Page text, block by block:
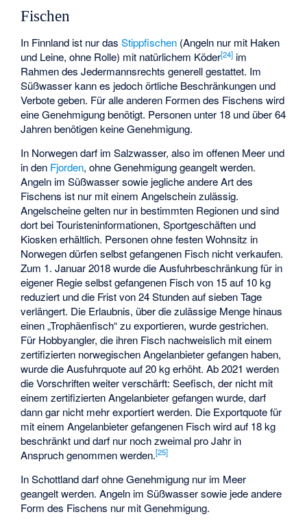
Fischen
In Finnland ist nur dasStippfischen (Angeln nur mit Haken
und Leine, ohne Rolle) mit natürlichem Köder[24] im
Rahmen des Jedermannsrechts generell gestattet. Im
Süßwasser kann es jedoch örtliche Beschränkungen und
Verbote geben. Für alle anderen Formen des Fischens wird
eine Genehmigung benötigt. Personen unter 18 und über 64
Jahren benötigen keine Genehmigung.
In Norwegen darf im Salzwasser, also im offenen Meer und
in den Fjorden, ohne Genehmigung geangelt werden.
Angeln im Süßwasser sowie jegliche andere Art des
Fischens ist nur mit einem Angelschein zulässig.
Angelscheine gelten nur in bestimmten Regionen und sind
dort bei Touristeninformationen, Sportgeschäften und
Kiosken erhältlich. Personen ohne festen Wohnsitz in
Norwegen dürfen selbst gefangenen Fisch nicht verkaufen.
Zum 1. Januar 2018 wurde die Ausfuhrbeschränkung für in
eigener Regie selbst gefangenen Fisch von 15 auf 10 kg
reduziert und die Frist von 24 Stunden auf sieben Tage
verlängert. Die Erlaubnis, über die zulässige Menge hinaus
einen „Trophäenfisch“ zu exportieren, wurde gestrichen.
Für Hobbyangler, die ihren Fisch nachweislich mit einem
zertifizierten norwegischen Angelanbieter gefangen haben,
wurde die Ausfuhrquote auf 20 kg erhöht. Ab 2021 werden
die Vorschriften weiter verschärft: Seefisch, der nicht mit
einem zertifizierten Angelanbieter gefangen wurde, darf
dann gar nicht mehr exportiert werden. Die Exportquote für
mit einem Angelanbieter gefangenen Fisch wird auf 18 kg
beschränkt und darf nur noch zweimal pro Jahr in
Anspruch genommen werden.[25]
In Schottland darf ohne Genehmigung nur im Meer
geangelt werden. Angeln im Süßwasser sowie jede andere
Form des Fischens nur mit Genehmigung.